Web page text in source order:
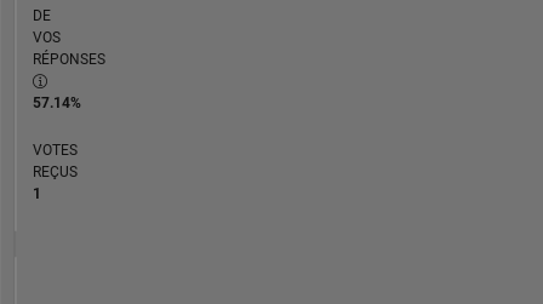
DE
VOS
RÉPONSES
57.14%
VOTES
REÇUS
1